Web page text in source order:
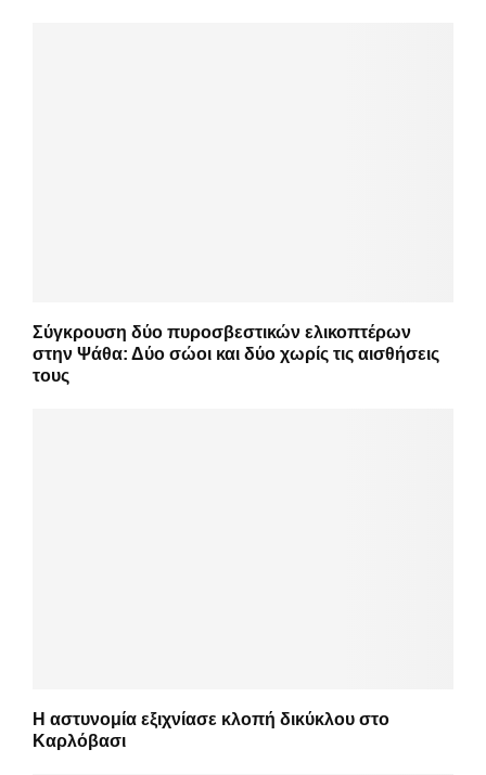
Σύγκρουση δύο πυροσβεστικών ελικοπτέρων
στην Ψάθα: Δύο σώοι και δύο χωρίς τις αισθήσεις
τους
Η αστυνομία εξιχνίασε κλοπή δικύκλου στο
Καρλόβασι